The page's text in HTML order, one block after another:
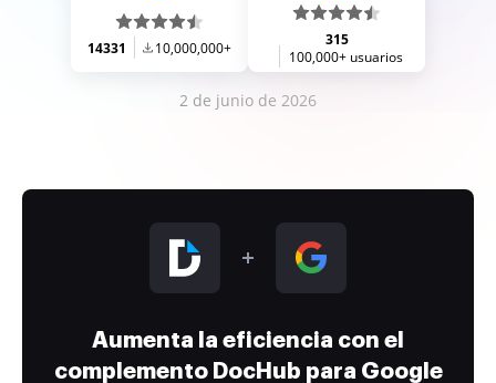
14331 10,000,000+
315
100,000+ usuarios
2 de junio de 2026
Aumenta la eficiencia con el
complemento DocHub para Google